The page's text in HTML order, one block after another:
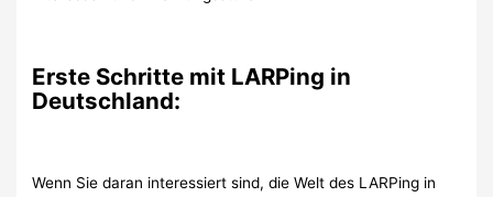
Erste Schritte mit LARPing in
Deutschland:
Wenn Sie daran interessiert sind, die Welt des LARPing in